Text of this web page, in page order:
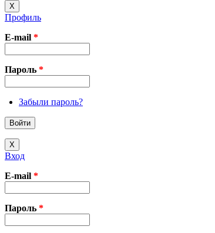
X
Профиль
E-mail *
Пароль *
Забыли пароль?
X
Вход
E-mail *
Пароль *